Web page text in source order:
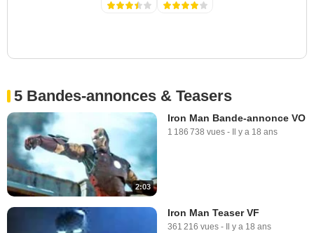
5 Bandes-annonces & Teasers
2:03
Iron Man Bande-annonce VO
1 186 738 vues - Il y a 18 ans
Iron Man Teaser VF
361 216 vues - Il y a 18 ans